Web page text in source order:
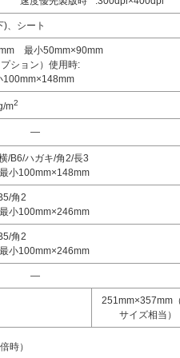
、シート
最小50mm×90mm
ション）使用時:
m2
―
/B6/ハガキ/角2/長3
小100mm×148mm
角2
小100mm×246mm
角2
小100mm×246mm
―
251mm×357mm
サイズ相当）
時）